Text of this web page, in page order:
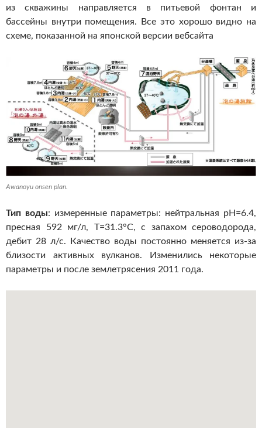
из скважины направляется в питьевой фонтан и
бассейны внутри помещения. Все это хорошо видно на
схеме, показанной на японской версии вебсайта
Awanoyu onsen plan.
Тип воды: измеренные параметры: нейтральная pH=6.4,
пресная 592 мг/л, Т=31.3°С, с запахом сероводорода,
дебит 28 л/с. Качество воды постоянно меняется из-за
близости активных вулканов. Изменились некоторые
параметры и после землетрясения 2011 года.